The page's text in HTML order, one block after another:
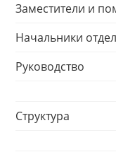
Заместители и
Начальники
Руководство
Структура